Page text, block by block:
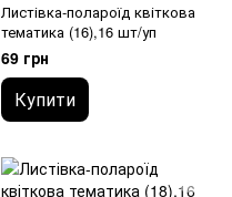
Листівка-полароїд квіткова
тематика (16),16 шт/уп
69 грн
Купити